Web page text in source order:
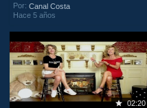
Por:Canal Costa
Hace 5 años
02:20